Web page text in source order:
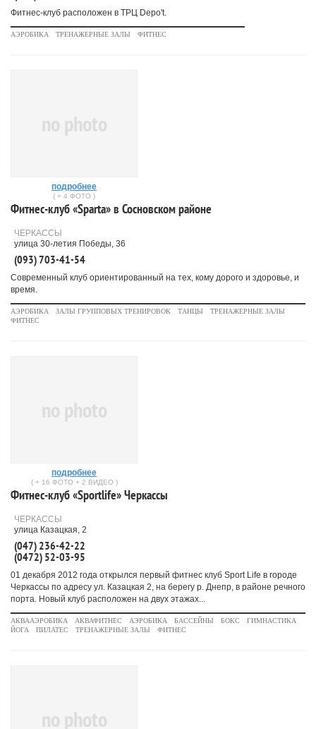
Фитнес-клуб расположен в ТРЦ Depo't.
АЭРОБИКА ТРЕНАЖЕРНЫЕ ЗАЛЫ ФИТНЕС
no photo
подробнее
( + 4 ФОТО )
Фитнес-клуб «Sparta» в Сосновском районе
ЧЕРКАССЫ
улица 30-летия Победы, 36
(093) 703-41-54
Современный клуб ориентированный на тех, кому дорого и здоровье, и
время.
АЭРОБИКА ЗАЛЫ ГРУППОВЫХ ТРЕНИРОВОК ТАНЦЫ
ТРЕНАЖЕРНЫЕ ЗАЛЫ
ФИТНЕС
no photo
подробнее
( + 16 ФОТО + 2 ВИДЕО )
Фитнес-клуб «Sportlife» Черкассы
ЧЕРКАССЫ
улица Казацкая, 2
(047) 236-42-22
(0472) 52-03-95
01 декабря 2012 года открылся первый фитнес клуб Sport Life в городе
Черкассы по адресу ул. Казацкая 2, на берегу р. Днепр, в районе речного
порта. Новый клуб расположен на двух этажах...
АКВААЭРОБИКА АКВАФИТНЕС АЭРОБИКА БАССЕЙНЫ БОКС
ГИМНАСТИКА
ЙОГА
ПИЛАТЕС ТРЕНАЖЕРНЫЕ ЗАЛЫ ФИТНЕС
no photo